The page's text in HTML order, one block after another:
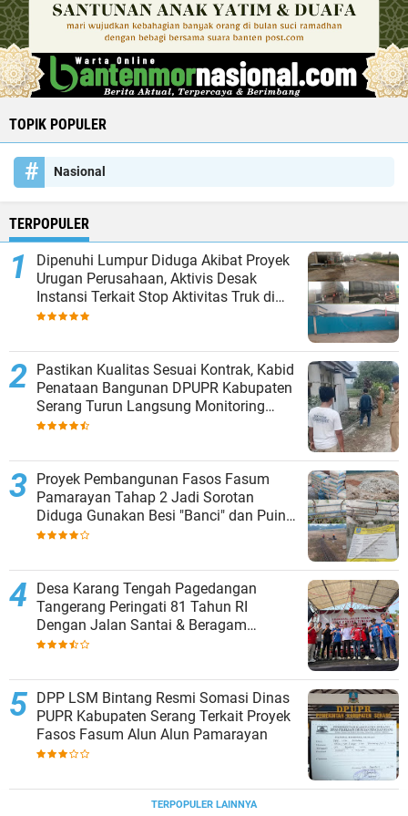
TOPIK POPULER
Nasional
TERPOPULER
Dipenuhi Lumpur Diduga Akibat Proyek
Urugan Perusahaan, Aktivis Desak
Instansi Terkait Stop Aktivitas Truk di
Siang Hari
Pastikan Kualitas Sesuai Kontrak, Kabid
Penataan Bangunan DPUPR Kabupaten
Serang Turun Langsung Monitoring
Proyek Fasos Fasum Alun-Alun
Proyek Pembangunan Fasos Fasum
Pamarayan Tahap 2 Jadi Sorotan
Diduga Gunakan Besi "Banci" dan Puing
Desa Karang Tengah Pagedangan
Tangerang Peringati 81 Tahun RI
Dengan Jalan Santai & Beragam
Hadiah!
DPP LSM Bintang Resmi Somasi Dinas
PUPR Kabupaten Serang Terkait Proyek
Fasos Fasum Alun Alun Pamarayan
TERPOPULER LAINNYA